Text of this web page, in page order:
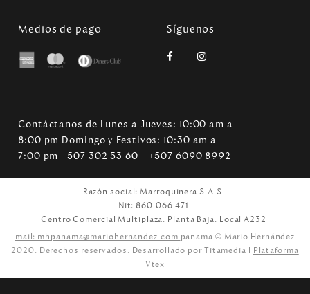
Medios de pago Síguenos
Contáctanos de Lunes a Jueves: 10:00 am a
8:00 pm Domingo y Festivos: 10:30 am a
7:00 pm +507 302 53 60 - +507 6090 8992
Razón social: Marroquinera S.A.S.
Nit: 860.066.471
Centro Comercial Multiplaza. Planta Baja. Local A232
mail: mhpanama@mariohernandez.com panama © Mario Hernández
2020. Derechos reservados. Desarrollado por Titamedia l Plataforma
Vtex